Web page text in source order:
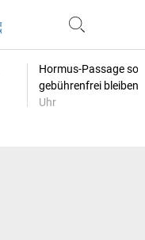
Hormus-Passage
gebührenfrei bleiben
Uhr